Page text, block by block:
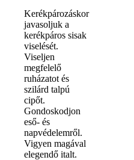
Kerékpározáskor
javasoljuk a
kerékpáros sisak
viselését.
Viseljen
megfelelő
ruházatot és
szilárd talpú
cipőt.
Gondoskodjon
eső- és
napvédelemről.
Vigyen magával
elegendő italt.